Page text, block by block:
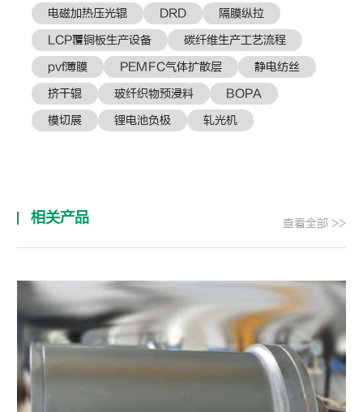
电磁加热压光辊
DRD
隔膜纵拉
LCP覆铜板生产设备
碳纤维生产工艺流程
pvf薄膜
PEMFC气体扩散层
静电纺丝
挤干辊
玻纤织物预浸料
BOPA
模切展
锂电池负极 轧光机
相关产品 查看全部 >>